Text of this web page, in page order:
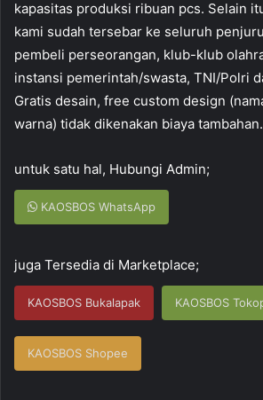
kapasitas produksi ribuan pcs. Selain
kami sudah tersebar ke seluruh
pembeli perseorangan, klub-klub
instansi pemerintah/swasta, TNI/Polri
Gratis desain, free custom design
warna) tidak dikenakan biaya tambahan.
untuk satu hal, Hubungi Admin;
KAOSBOS WhatsApp
juga Tersedia di Marketplace;
KAOSBOS Bukalapak KAOSBOS
KAOSBOS Shopee